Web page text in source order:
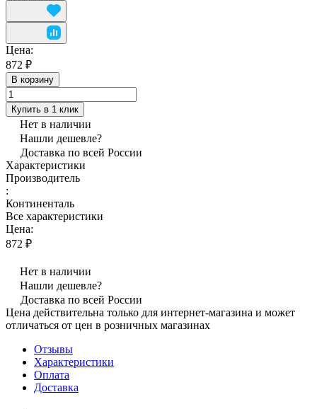
Цена:
872 ₽
В корзину
Купить в 1 клик
Нет в наличии
Нашли дешевле?
Доставка по всей России
Характеристики
Производитель
:
Континенталь
Все характеристики
Цена:
872 ₽
Нет в наличии
Нашли дешевле?
Доставка по всей России
Цена действительна только для интернет-магазина и может
отличаться от цен в розничных магазинах
Отзывы
Характеристики
Оплата
Доставка